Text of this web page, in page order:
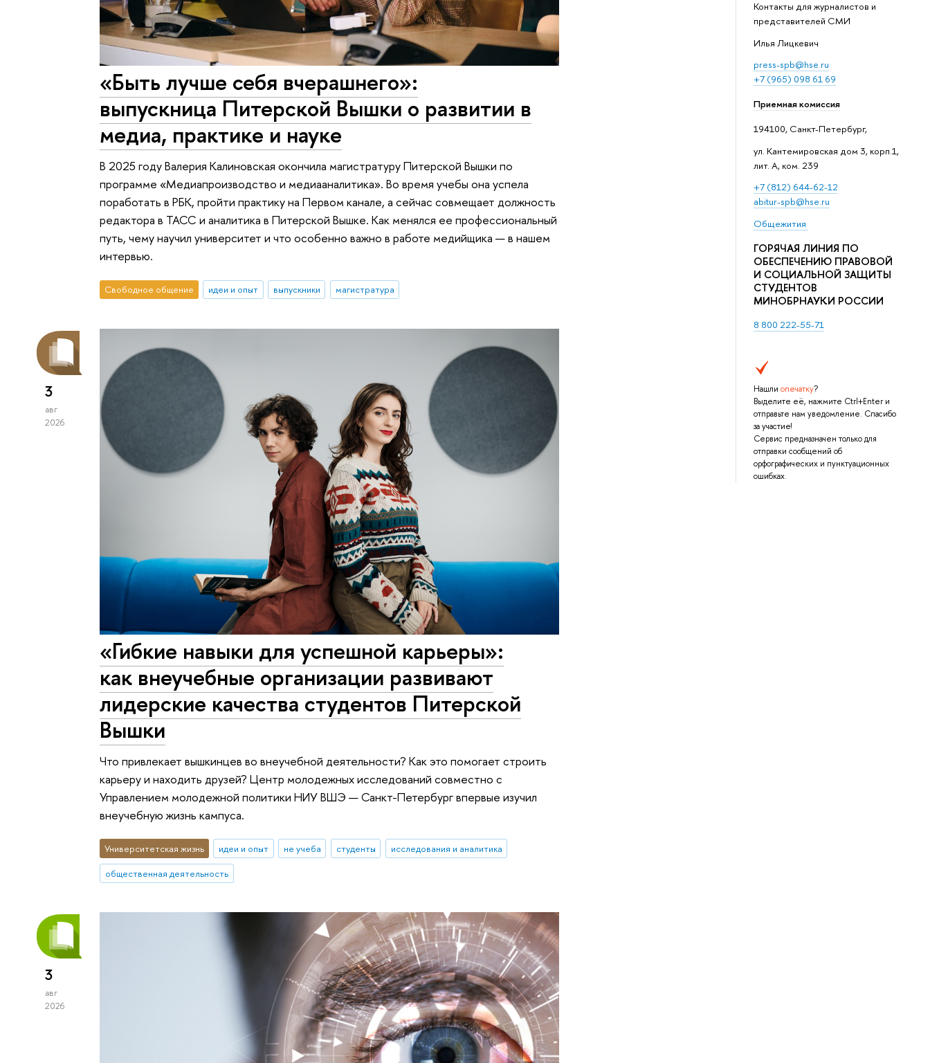
Контакты для журналистов и
представителей СМИ
Илья Лицкевич
press-spb@hse.ru
+7 (965) 098 61 69
Приемная комиссия
194100, Санкт-Петербург,
ул. Кантемировская дом 3, корп.1,
лит. А, ком. 239
+7 (812) 644-62-12
abitur-spb@hse.ru
Общежития
ГОРЯЧАЯ ЛИНИЯ ПО
ОБЕСПЕЧЕНИЮ ПРАВОВОЙ
И СОЦИАЛЬНОЙ ЗАЩИТЫ
СТУДЕНТОВ
МИНОБРНАУКИ РОССИИ
8 800 222-55-71
Нашли опечатку?
Выделите её, нажмите Ctrl+Enter и
отправьте нам уведомление. Спасибо
за участие!
Сервис предназначен только для
отправки сообщений об
орфографических и пунктуационных
ошибках.
«Быть лучше себя вчерашнего»:
выпускница Питерской Вышки о развитии в
медиа, практике и науке
В 2025 году Валерия Калиновская окончила магистратуру Питерской Вышки по
программе «Медиапроизводство и медиааналитика». Во время учебы она успела
поработать в РБК, пройти практику на Первом канале, а сейчас совмещает должность
редактора в ТАСС и аналитика в Питерской Вышке. Как менялся ее профессиональный
путь, чему научил университет и что особенно важно в работе медийщика — в нашем
интервью.
Свободное общение идеи и опыт выпускники магистратура
3
авг
2026
«Гибкие навыки для успешной карьеры»:
как внеучебные организации развивают
лидерские качества студентов Питерской
Вышки
Что привлекает вышкинцев во внеучебной деятельности? Как это помогает строить
карьеру и находить друзей? Центр молодежных исследований совместно с
Управлением молодежной политики НИУ ВШЭ — Санкт-Петербург впервые изучил
внеучебную жизнь кампуса.
Университетская жизнь идеи и опыт не учеба студенты
исследования и аналитика
общественная деятельность
3
авг
2026